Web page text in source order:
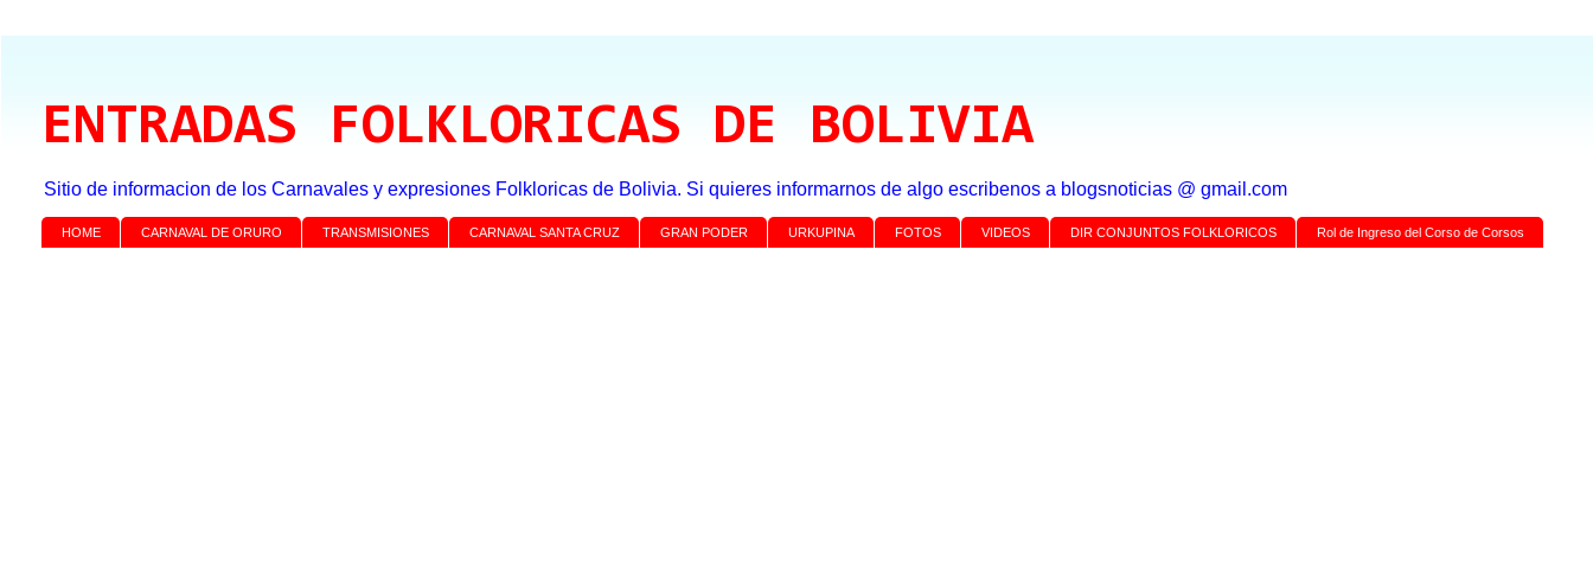
ENTRADAS FOLKLORICAS DE BOLIVIA
Sitio de informacion de los Carnavales y expresiones Folkloricas de Bolivia. Si quieres informarnos de algo escribenos a blogsnoticias @ gmail.com
HOME CARNAVAL DE ORURO TRANSMISIONES CARNAVAL SANTA CRUZ GRAN PODER URKUPINA FOTOS VIDEOS DIR CONJUNTOS FOLKLORICOS Rol de Ingreso del Corso de Corsos